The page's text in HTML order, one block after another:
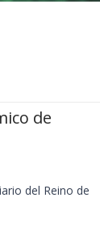
de
del Reino de